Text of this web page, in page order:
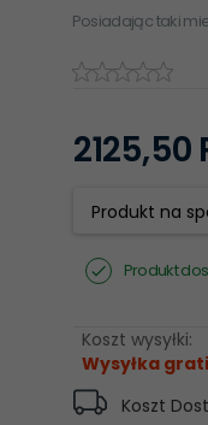
Posiadając taki
2125,50
Produkt na
Produkt
Koszt wysyłki:
Wysyłka
Koszt